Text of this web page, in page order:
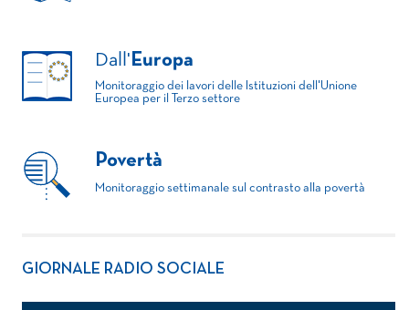
Dall' Europa
Monitoraggio dei lavori delle Istituzioni dell'Unione
Europea per il Terzo settore
Povertà
Monitoraggio settimanale sul contrasto alla povertà
GIORNALE RADIO SOCIALE